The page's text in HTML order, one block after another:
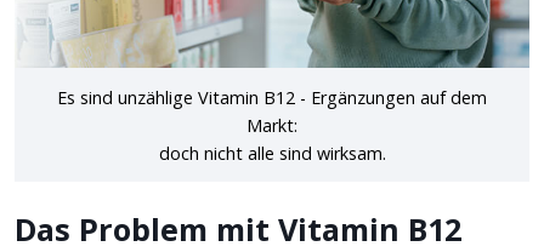
Es sind unzählige Vitamin B12 - Ergänzungen auf dem
Markt:
doch nicht alle sind wirksam.
Das Problem mit Vitamin B12